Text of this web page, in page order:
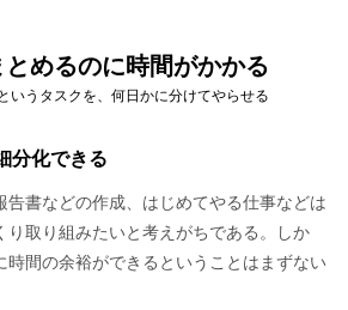
めるのに時間がかかる
いうタスクを、何日かに分けてやらせる
分化できる
告書などの作成、はじめてやる仕事などは
り取り組みたいと考えがちである。しか
時間の余裕ができるということはまずない